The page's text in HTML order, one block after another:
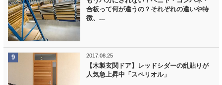
合板って何が違うの？それぞれの違いや特
徴、...
2017.08.25
【木製玄関ドア】レッドシダーの乱貼りが
人気急上昇中「スペリオル」